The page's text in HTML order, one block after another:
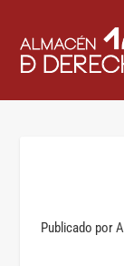
Publicado por